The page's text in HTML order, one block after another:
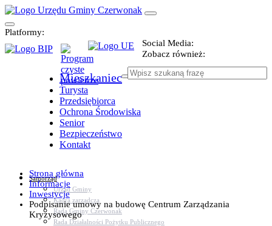
Platformy:
Social Media:
Zobacz również:
Mieszkaniec
Turysta
Przedsiębiorca
Ochrona Środowiska
Senior
Bezpieczeństwo
Kontakt
Samorząd
Urząd Gminy
Kadra zarządcza
Rada Gminy Czerwonak
Rada Działalności Pożytku Publicznego
Strona główna
Informacje
Inwestycje
Podpisanie umowy na budowę Centrum Zarządzania
Kryzysowego